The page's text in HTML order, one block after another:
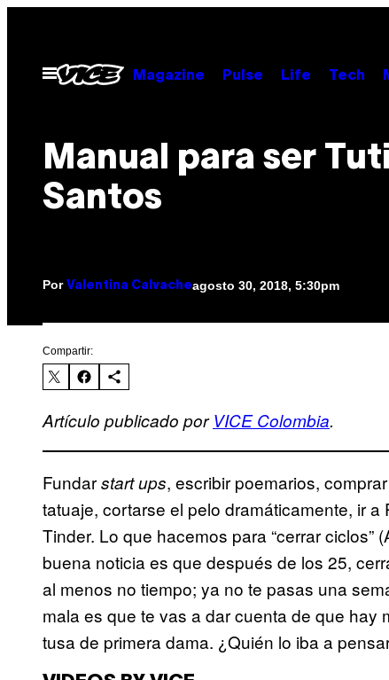
contenido
Abrir
Menú
Magazine Pulse Life Tech
Manual para ser
Santos
Por Valentina Calvacheagosto 30, 2018, 5:30pm
Compartir:
Artículo publicado porVICE Colombia.
Fundarstart ups, escribir poemarios,
tatuaje, cortarse el pelo dramáticamente, ir
Tinder. Lo que hacemos para “cerrar
buena noticia es que después de los 25,
al menos no tiempo; ya no te pasas una
mala es que te vas a dar cuenta de que
tusa de primera dama. ¿Quién lo iba a